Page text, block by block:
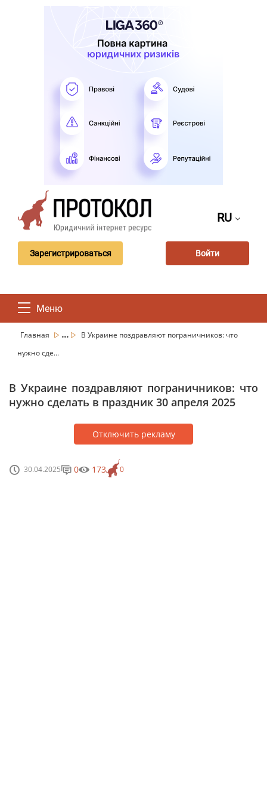
RU
Зарегистрироваться Войти
Меню
Главная ...
В Украине поздравляют пограничников: что
нужно сде...
В Украине поздравляют пограничников: что
нужно сделать в праздник 30 апреля 2025
Отключить рекламу
30.04.2025 0
0 173